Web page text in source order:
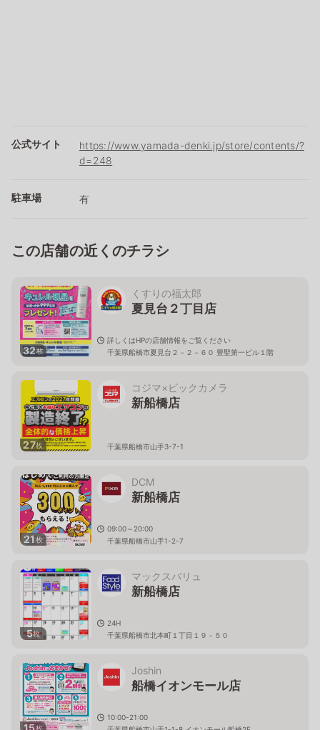
公式サイト
https://www.yamada-denki.jp/store/contents/?
d=248
駐車場 有
この店舗の近くのチラシ
32枚
くすりの福太郎
夏見台２丁目店
詳しくはHPの店舗情報をご覧ください
千葉県船橋市夏見台２－２－６０ 豊聖第一ビル１階
27枚
コジマ×ビックカメラ
新船橋店
千葉県船橋市山手3-7-1
21枚
DCM
新船橋店
09:00～20:00
千葉県船橋市山手1-2-7
5枚
マックスバリュ
新船橋店
24H
千葉県船橋市北本町１丁目１９－５０
15枚
Joshin
船橋イオンモール店
10:00-21:00